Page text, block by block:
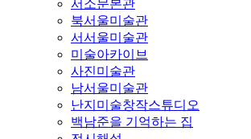
서소문본관
북서울미술관
서서울미술관
미술아카이브
사진미술관
남서울미술관
난지미술창작스튜디오
백남준을 기억하는 집